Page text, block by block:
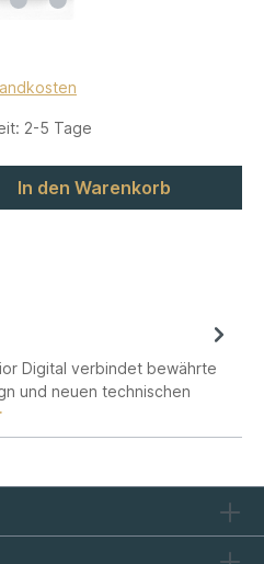
2-5 Tage
In den Warenkorb
Digital verbindet bewährte
und neuen technischen